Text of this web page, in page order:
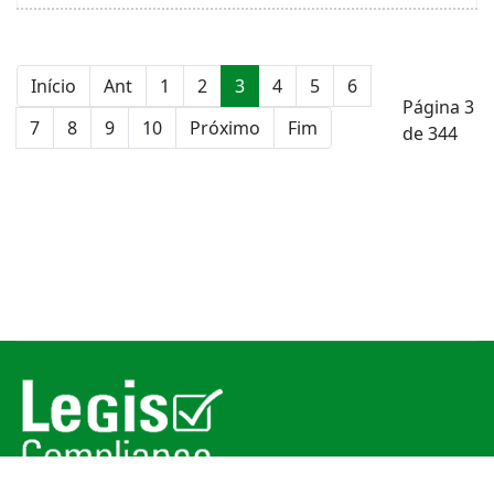
Início Ant 1 2 3 4 5
6
7
8 9 10 Próximo Fim
Página 3
de 344